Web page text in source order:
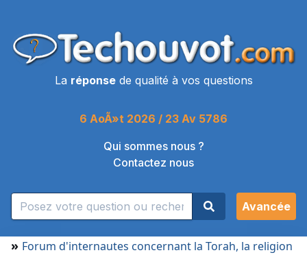
La réponsede qualité à vos questions
6 AoÃ»t 2026 / 23 Av 5786
Qui sommes nous ?
Contactez nous
Avancée
» Forum d'internautes concernant la Torah, la religion